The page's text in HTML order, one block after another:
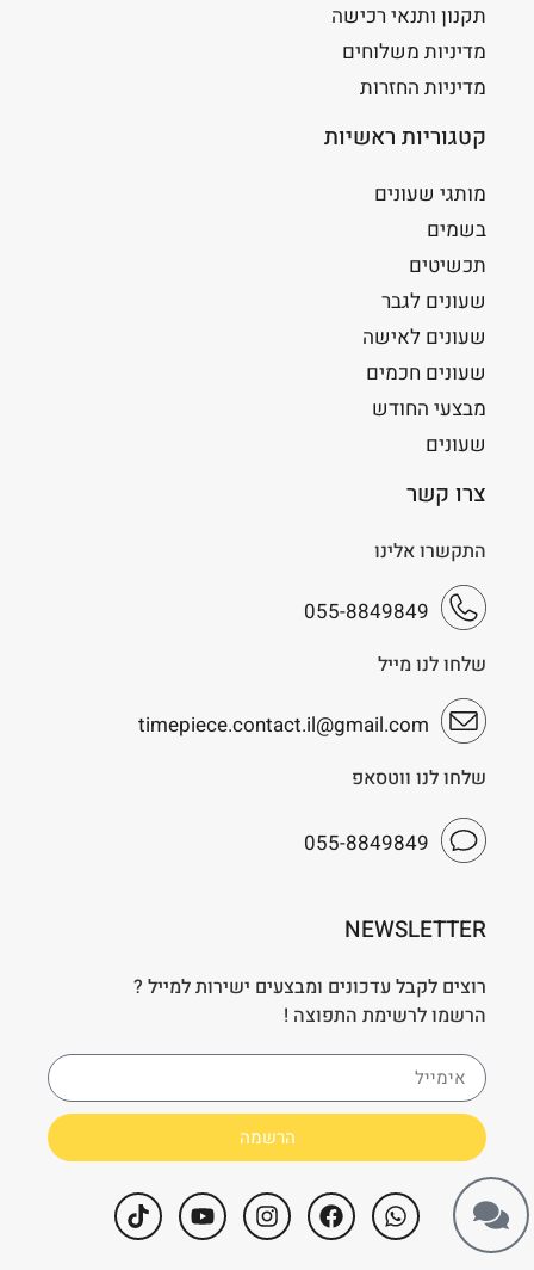
תקנון ותנאי רכישה
מדיניות משלוחים
מדיניות החזרות
קטגוריות ראשיות
מותגי שעונים
בשמים
תכשיטים
שעונים לגבר
שעונים לאישה
שעונים חכמים
מבצעי החודש
שעונים
צרו קשר
התקשרו אלינו
055-8849849
שלחו לנו מייל
timepiece.contact.il@gmail.com
שלחו לנו ווטסאפ
055-8849849
NEWSLETTER
רוצים לקבל עדכונים ומבצעים ישירות למייל ?
הרשמו לרשימת התפוצה !
הרשמה